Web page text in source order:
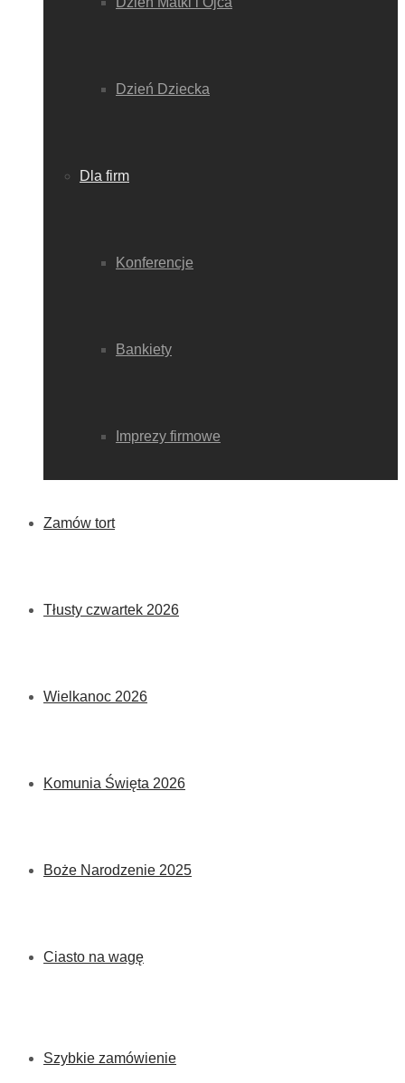
Dzień Dziecka
Dla firm
Konferencje
Bankiety
Imprezy firmowe
Zamów tort
Tłusty czwartek 2026
Wielkanoc 2026
Komunia Święta 2026
Boże Narodzenie 2025
Ciasto na wagę
Szybkie zamówienie